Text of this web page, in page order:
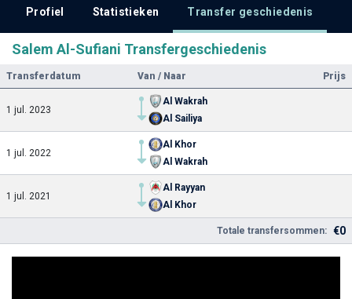
Profiel Statistieken Transfer geschiedenis
Salem Al-Sufiani Transfergeschiedenis
Transferdatum Van / Naar Prijs
1 jul. 2023
Al Wakrah
Al Sailiya
1 jul. 2022
Al Khor
Al Wakrah
1 jul. 2021
Al Rayyan
Al Khor
Totale transfersommen: €0